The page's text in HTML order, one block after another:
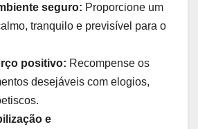
seguro: Proporcione um
tranquilo e previsível para o
positivo: Recompense os
desejáveis com elogios,
e